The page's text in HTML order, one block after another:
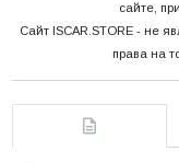
сайте,
Сайт ISCAR.STORE - не
права на